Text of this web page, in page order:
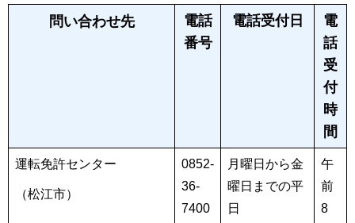
問い合わせ先
電話
番号
電話受付日
電
話
受
付
時
間
運転免許センター
（松江市）
0852-
36-
7400
月曜日から金
曜日までの平
日
午
前
8